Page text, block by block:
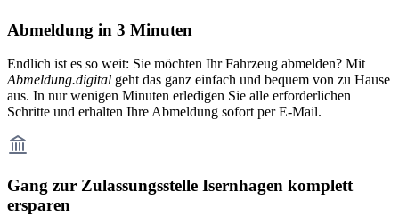
Abmeldung in 3 Minuten
Endlich ist es so weit: Sie möchten Ihr Fahrzeug abmelden? Mit
Abmeldung.digital geht das ganz einfach und bequem von zu Hause
aus. In nur wenigen Minuten erledigen Sie alle erforderlichen
Schritte und erhalten Ihre Abmeldung sofort per E-Mail.
Gang zur Zulassungsstelle Isernhagen komplett
ersparen